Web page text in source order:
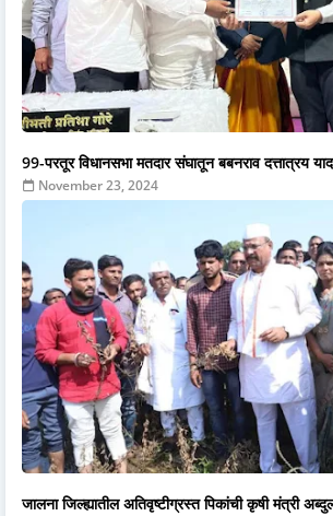
99-परतूर विधानसभा मतदार संघातून बबनराव दत्तात्रय
November 23, 2024
जालना जिल्ह्यातील अतिवृष्टीग्रस्त पिकांची कृषी मंत्री